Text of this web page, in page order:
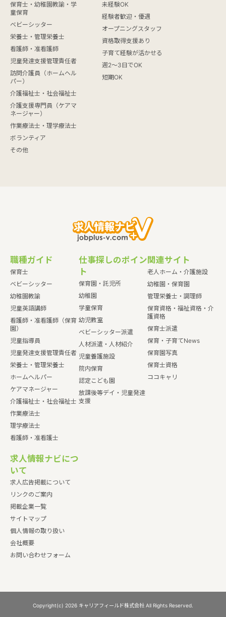
保育士・幼稚園教諭・学
童保育
ベビーシッター
栄養士・管理栄養士
看護師・准看護師
児童発達支援管理責任者
訪問介護員（ホームヘル
パー）
介護福祉士・社会福祉士
介護支援専門員（ケアマ
ネージャー）
作業療法士・理学療法士
ボランティア
その他
未経験OK
経験者歓迎・優遇
オープニングスタッフ
資格取得支援あり
子育て経験が活かせる
週2～3日でOK
短期OK
職種ガイド
保育士
ベビーシッター
幼稚園教諭
児童英語講師
看護師・准看護師（保育
園）
児童指導員
児童発達支援管理責任者
栄養士・管理栄養士
ホームヘルパー
ケアマネージャー
介護福祉士・社会福祉士
作業療法士
理学療法士
看護師・准看護士
仕事探しのポイン
ト
保育園・託児所
幼稚園
学童保育
幼児教室
ベビーシッター派遣
人材派遣・人材紹介
児童養護施設
院内保育
認定こども園
放課後等デイ・児童発達
支援
関連サイト
老人ホーム・介護施設
幼稚園・保育園
管理栄養士・調理師
保育資格・福祉資格・介
護資格
保育士派遣
保育・子育てNews
保育園写真
保育士資格
ココキャリ
求人情報ナビにつ
いて
求人広告掲載について
リンクのご案内
掲載企業一覧
サイトマップ
個人情報の取り扱い
会社概要
お問い合わせフォーム
Copyright(c) 2026 キャリアフィールド株式会社 All Rights Reserved.